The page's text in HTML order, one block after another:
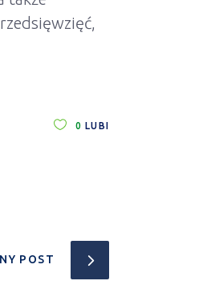
0 LUBI
POST